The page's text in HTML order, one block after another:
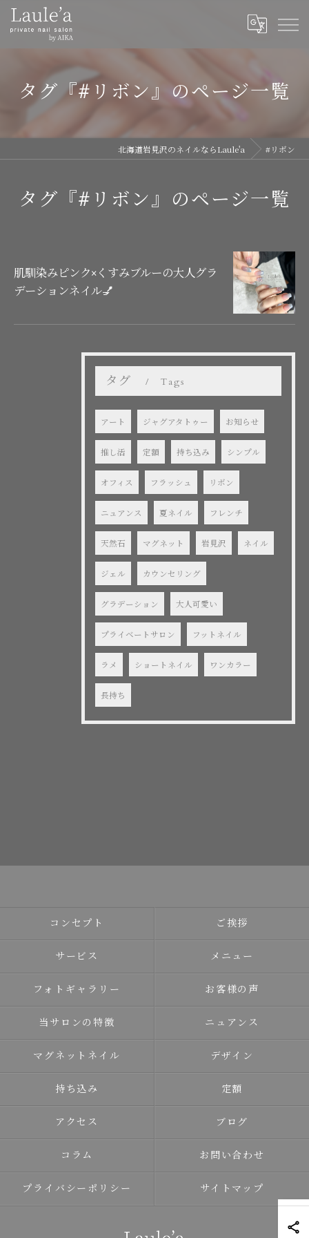
タグ『#リボン』のページ一覧
北海道岩見沢のネイルならLaule'a #リボン
タグ『#リボン』のページ一覧
肌馴染みピンク×くすみブルーの大人グラ
デーションネイル💅
タグ Tags
アート ジャグアタトゥー お知らせ
推し活 定額 持ち込み シンプル
オフィス フラッシュ リボン
ニュアンス 夏ネイル フレンチ
天然石 マグネット 岩見沢 ネイル
ジェル カウンセリング
グラデーション 大人可愛い
プライベートサロン フットネイル
ラメ ショートネイル ワンカラー
長持ち
コンセプト ご挨拶
サービス メニュー
フォトギャラリー お客様の声
当サロンの特徴 ニュアンス
マグネットネイル デザイン
持ち込み 定額
アクセス ブログ
コラム お問い合わせ
プライバシーポリシー サイトマップ